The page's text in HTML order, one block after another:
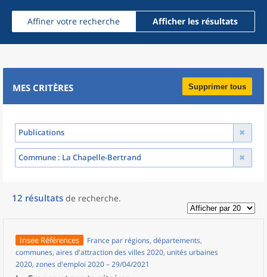
Affiner votre recherche Afficher les résultats
MES CRITÈRES Supprimer tous
Publications
Commune : La Chapelle-Bertrand
12 résultats de recherche.
Insee Références
France par régions, départements,
communes, aires d'attraction des villes 2020, unités urbaines
2020, zones d'emploi 2020 – 29/04/2021